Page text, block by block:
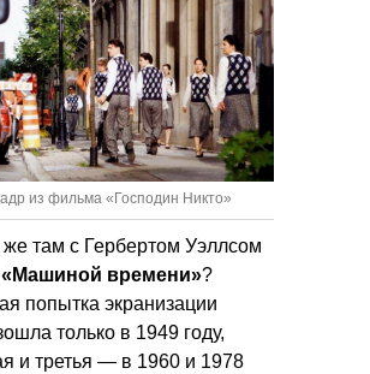
из фильма «Господин Никто»
же там с Гербертом Уэллсом
«Машиной времени»?
попытка экранизации
только в 1949 году,
и третья — в 1960 и 1978